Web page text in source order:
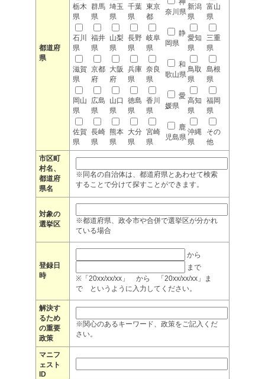
都道府
県
栃木
県
群馬
県
埼玉
県
千葉
県
東京
都
神
奈川県
新潟
県
富山
県
石川
県
福井
県
山梨
県
長野
県
岐阜
県
静
岡県
愛知
県
三重
県
滋賀
県
京都
府
大阪
府
兵庫
県
奈良
県
和
歌山県
鳥取
県
島根
県
岡山
県
広島
県
山口
県
徳島
県
香川
県
愛
媛県
高知
県
福岡
県
佐賀
県
長崎
県
熊本
県
大分
県
宮崎
県
鹿
児島県
沖縄
県
その
他
市区町
村名、
都道府
県名
※同名の自治体は、都道府県とあわせて検索
することで分けて探すことができます。
対象の
選挙区
※都道府県、政令市や合併で選挙区が分かれ
ている場合
登録日
時
から
まで
※「20xx/xx/xx」 から 「20xx/xx/xx」ま
で というように入力してください。
解決す
るため
の重要
政策
※関心のあるキーワード、政策をご記入くだ
さい。
マニフ
ェスト
ID